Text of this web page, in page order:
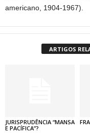
americano, 1904-1967).
ARTIGOS
JURISPRUDÊNCIA “MANSA
E PACÍFICA”?